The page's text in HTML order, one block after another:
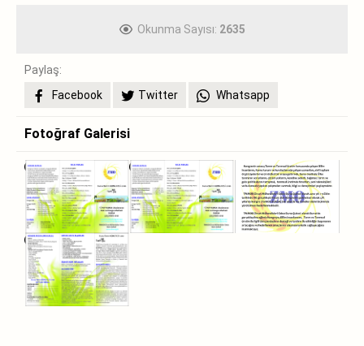
Okunma Sayısı: 2635
Paylaş:
Facebook
Twitter Whatsapp
Fotoğraf Galerisi